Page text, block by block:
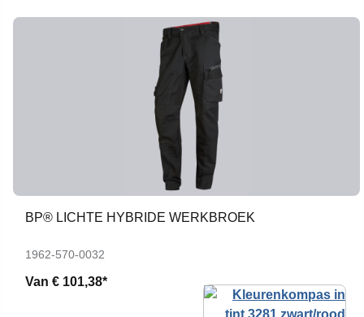
BP® LICHTE HYBRIDE WERKBROEK
1962-570-0032
Van € 101,38*